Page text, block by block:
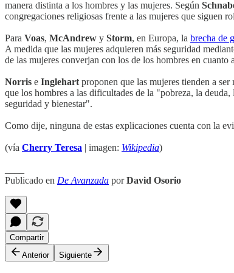
manera distinta a los hombres y las mujeres. Según
congregaciones religiosas frente a las mujeres que siguen
Para Voas, McAndrew y Storm, en Europa, la brecha de
A medida que las mujeres adquieren más seguridad
de las mujeres converjan con los de los hombres en
Norris e Inglehart proponen que las mujeres tienden a ser
que los hombres a las dificultades de la "pobreza, la
seguridad y bienestar".
Como dije, ninguna de estas explicaciones cuenta con la
(vía Cherry Teresa | imagen: Wikipedia)
Publicado en De Avanzada porDavid Osorio
Compartir
Anterior
Siguiente